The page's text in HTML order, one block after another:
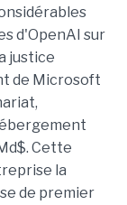
d'OpenAI sur
justice
de Microsoft
Cette
la
de premier